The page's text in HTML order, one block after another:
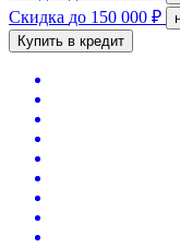
Скидка до 150 000 ₽
Купить в кредит